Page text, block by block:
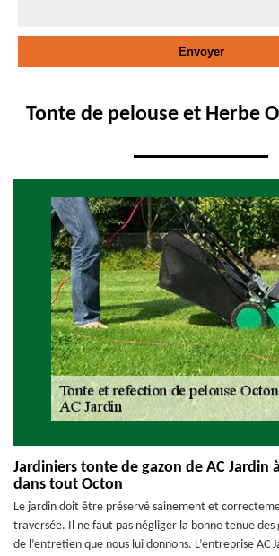
Tonte de pelouse et Herbe
Jardiniers tonte de gazon de AC Jardin
dans tout Octon
Le jardin doit être préservé sainement et
traversée. Il ne faut pas négliger la bonne tenue des
de l’entretien que nous lui donnons. L’entreprise AC